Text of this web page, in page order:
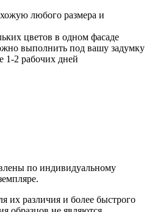
любого размера и
цветов в одном фасаде
выполнить под вашу задумку
1-2 рабочих дней
по индивидуальному
их различия и более быстрого